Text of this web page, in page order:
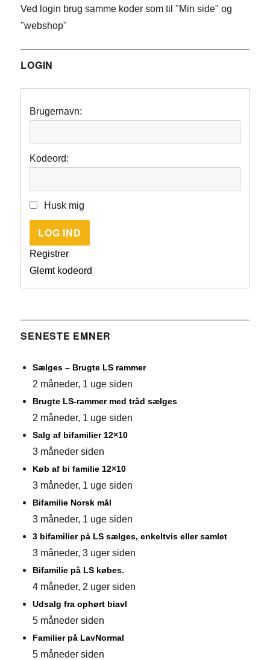
Ved login brug samme koder som til "Min side" og
"webshop"
LOGIN
Brugernavn:
Kodeord:
Husk mig
LOG IND
Registrer
Glemt kodeord
SENESTE EMNER
Sælges – Brugte LS rammer
2 måneder, 1 uge siden
Brugte LS-rammer med tråd sælges
2 måneder, 1 uge siden
Salg af bifamilier 12×10
3 måneder siden
Køb af bi familie 12×10
3 måneder, 1 uge siden
Bifamilie Norsk mål
3 måneder, 1 uge siden
3 bifamilier på LS sælges, enkeltvis eller samlet
3 måneder, 3 uger siden
Bifamilie på LS købes.
4 måneder, 2 uger siden
Udsalg fra ophørt biavl
5 måneder siden
Familier på LavNormal
5 måneder siden